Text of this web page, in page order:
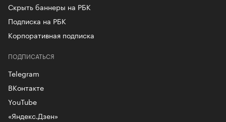
Скрыть баннеры на РБК
Подписка на РБК
Корпоративная подписка
ПОДПИСАТЬСЯ
Telegram
ВКонтакте
YouTube
«Яндекс.Дзен»